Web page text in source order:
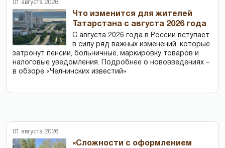
01 августа 2026
Что изменится для жителей
Татарстана с августа 2026 года
С августа 2026 года в России вступает
в силу ряд важных изменений, которые
затронут пенсии, больничные, маркировку товаров и
налоговые уведомления. Подробнее о нововведениях –
в обзоре «Челнинских известий»
01 августа 2026
«Сложности с оформлением